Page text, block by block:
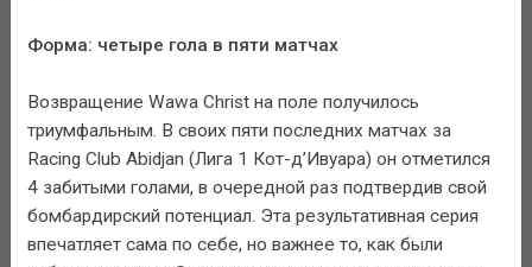
Форма: четыре гола в пяти матчах
Возвращение Wawa Christ на поле получилось
триумфальным. В своих пяти последних матчах за
Racing Club Abidjan (Лига 1 Кот-д’Ивуара) он отметился
4 забитыми голами, в очередной раз подтвердив свой
бомбардирский потенциал. Эта результативная серия
впечатляет сама по себе, но важнее то, как были